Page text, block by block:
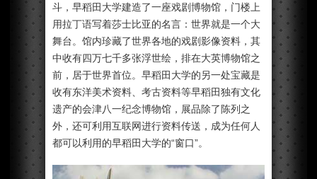
斗，早稻田大学建造了一座戏剧博物馆，门楼上
用拉丁语写着莎士比亚的名言：世界就是一个大
舞台。馆内珍藏了世界各地的戏剧影像资料，其
中收有四万七千多张浮世绘，排在大英博物馆之
前，居于世界首位。早稻田大学的另一处宝藏是
收有东洋美术资料、考古资料等早稻田独有文化
遗产的会津八一纪念博物馆，展品除了陈列之
外，还可利用互联网进行资料传送，成为任何人
都可以利用的早稻田大学的“窗口”。